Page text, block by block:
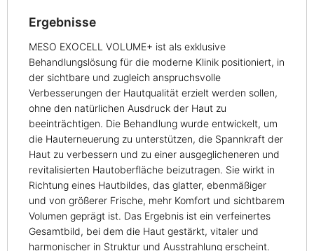
Ergebnisse
MESO EXOCELL VOLUME+ ist als exklusive
Behandlungslösung für die moderne Klinik positioniert, in
der sichtbare und zugleich anspruchsvolle
Verbesserungen der Hautqualität erzielt werden sollen,
ohne den natürlichen Ausdruck der Haut zu
beeinträchtigen. Die Behandlung wurde entwickelt, um
die Hauterneuerung zu unterstützen, die Spannkraft der
Haut zu verbessern und zu einer ausgeglicheneren und
revitalisierten Hautoberfläche beizutragen. Sie wirkt in
Richtung eines Hautbildes, das glatter, ebenmäßiger
und von größerer Frische, mehr Komfort und sichtbarem
Volumen geprägt ist. Das Ergebnis ist ein verfeinertes
Gesamtbild, bei dem die Haut gestärkt, vitaler und
harmonischer in Struktur und Ausstrahlung erscheint.